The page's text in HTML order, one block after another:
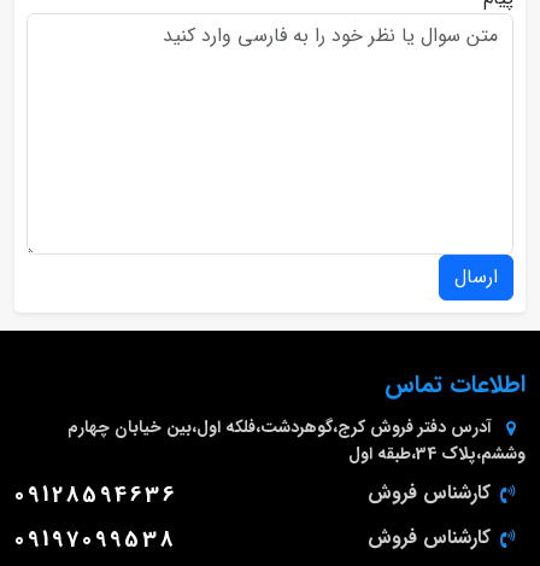
ارسال
اطلاعات تماس
آدرس دفتر فروش کرج،گوهردشت،فلکه اول،بین خیابان چهارم
وششم،پلاک 34،طبقه اول
کارشناس فروش 09128594636
کارشناس فروش 09197099538